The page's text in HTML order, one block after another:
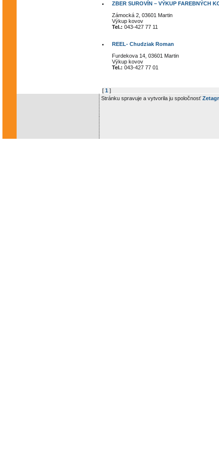
ZBER SUROVÍN – VÝKUP FAREBNÝCH
Zámocká 2, 03601 Martin
Výkup kovov
Tel.: 043-427 77 11
REEL- Chudziak Roman
Furdekova 14, 03601 Martin
Výkup kovov
Tel.: 043-427 77 01
[ 1 ]
Stránku spravuje a vytvorila ju spoločnosť